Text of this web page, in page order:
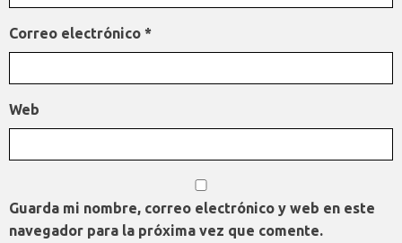
Correo electrónico *
Web
Guarda mi nombre, correo electrónico y web en este
navegador para la próxima vez que comente.